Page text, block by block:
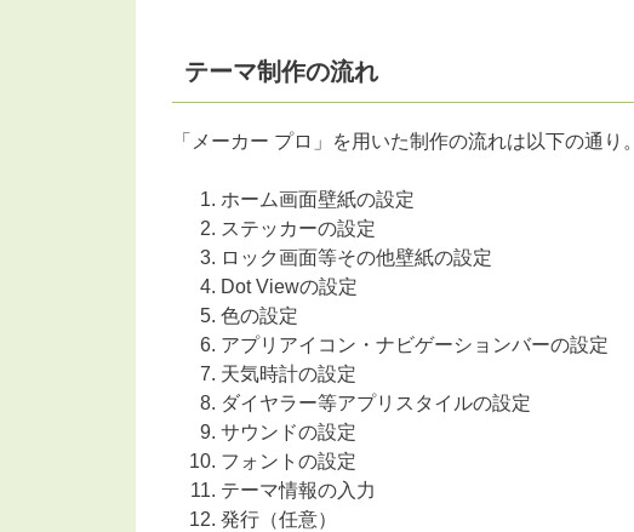
テーマ制作の流れ
「メーカー プロ」を用いた制作の流れは以下の通り。
ホーム画面壁紙の設定
ステッカーの設定
ロック画面等その他壁紙の設定
Dot Viewの設定
色の設定
アプリアイコン・ナビゲーションバーの設定
天気時計の設定
ダイヤラー等アプリスタイルの設定
サウンドの設定
フォントの設定
テーマ情報の入力
発行（任意）